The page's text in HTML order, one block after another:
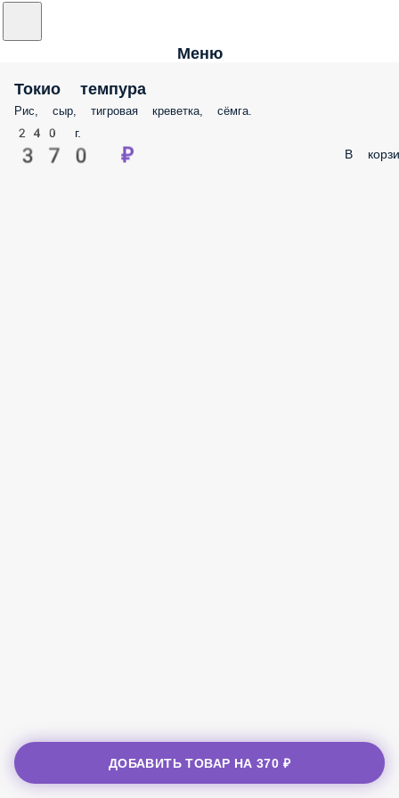
Меню
Токио темпура
Рис, сыр, тигровая креветка, сёмга.
240 г.
370 ₽ В
ДОБАВИТЬ ТОВАР НА370 ₽